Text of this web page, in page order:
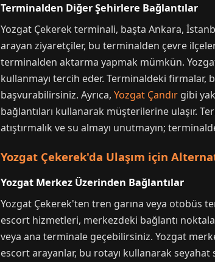
Terminalden Diğer Şehirlere Bağlantılar
Yozgat Çekerek terminali, başta Ankara,
arayan ziyaretçiler, bu terminalden çevre
terminalden aktarma yapmak mümkün.
kullanmayı tercih eder. Terminaldeki firmalar,
başvurabilirsiniz. Ayrıca, Yozgat Çandır gibi
bağlantıları kullanarak müşterilerine ulaşır.
atıştırmalık ve su almayı unutmayın;
Yozgat Çekerek'da Ulaşım için
Yozgat Merkez Üzerinden Bağlantılar
Yozgat Çekerek'ten tren garına veya otobüs
escort hizmetleri, merkezdeki bağlantı
veya ana terminale geçebilirsiniz. Yozgat
escort arayanlar, bu rotayı kullanarak seyahat